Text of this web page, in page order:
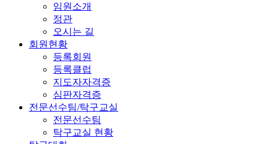
임원소개
정관
오시는 길
회원현황
등록회원
등록클럽
지도자자격증
심판자격증
전문선수팀/탁구교실
전문선수팀
탁구교실 현황